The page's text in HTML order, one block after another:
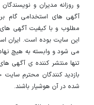
و روزانه مدیران و
آگهی های استخدامی گام
مطلوب و با کیفیت آگهی
این سایت بوده است. ایران
می شود و وابسته به هیچ
تنها منتشر کننده ی آگهی
بازدید کنندگان محترم
شده در آن هوشیار باشند.